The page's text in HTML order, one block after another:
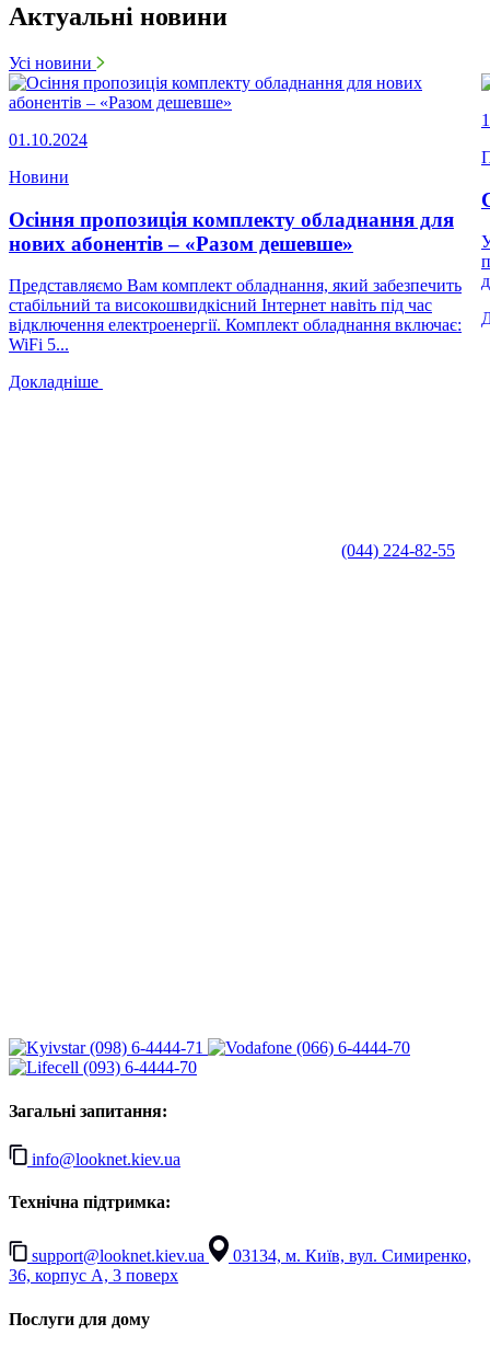
Актуальні новини
Усі новини
01.10.2024
Новини
Осіння пропозиція комплекту обладнання для
нових абонентів – «Разом дешевше»
Представляємо Вам комплект обладнання, який забезпечить
стабільний та високошвидкісний Інтернет навіть під час
відключення електроенергії. Комплект обладнання включає:
WiFi 5...
Докладніше
(044) 224-82-55
(098) 6-4444-71
(066) 6-4444-70
(093) 6-4444-70
Загальні запитання:
info@looknet.kiev.ua
Технічна підтримка:
support@looknet.kiev.ua
03134, м. Київ, вул. Симиренко,
36, корпус А, 3 поверх
Послуги для дому